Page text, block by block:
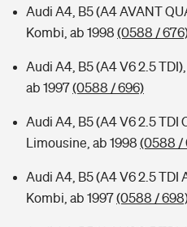
Audi A4, B5 (A4 AVANT
Kombi, ab 1998 (0588 /
Audi A4, B5 (A4 V6 2.5
ab 1997(0588 / 696)
Audi A4, B5 (A4 V6 2.5 TDI
Limousine, ab 1998 (0588 /
Audi A4, B5 (A4 V6 2.5 TDI
Kombi, ab 1997(0588 /